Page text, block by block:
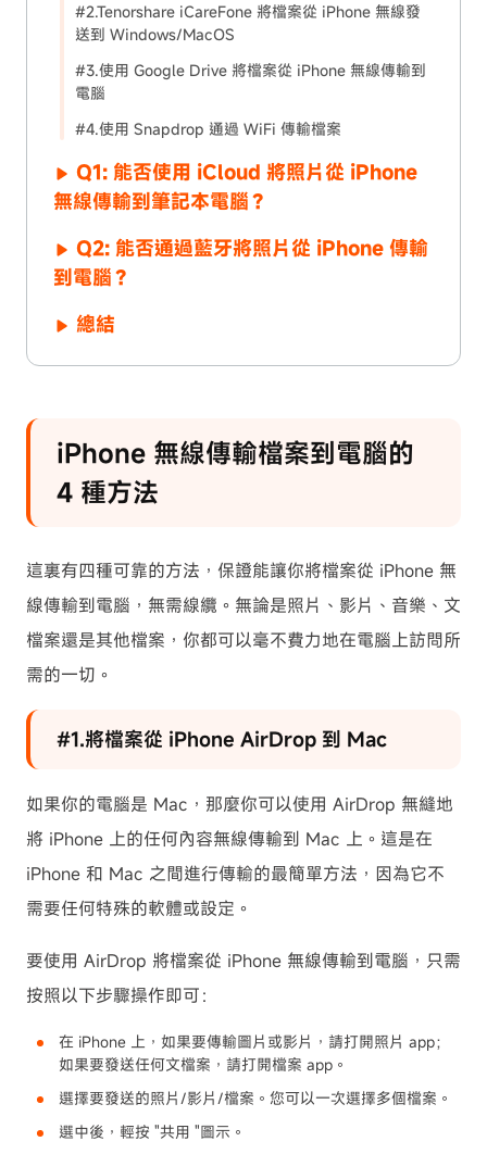
#2.Tenorshare iCareFone 將檔案從 iPhone 無線發
送到 Windows/MacOS
#3.使用 Google Drive 將檔案從 iPhone 無線傳輸到
電腦
#4.使用 Snapdrop 通過 WiFi 傳輸檔案
Q1: 能否使用 iCloud 將照片從 iPhone
無線傳輸到筆記本電腦？
Q2: 能否通過藍牙將照片從 iPhone 傳輸
到電腦？
總結
iPhone 無線傳輸檔案到電腦的
4 種方法
這裏有四種可靠的方法，保證能讓你將檔案從 iPhone 無
線傳輸到電腦，無需線纜。無論是照片、影片、音樂、文
檔案還是其他檔案，你都可以毫不費力地在電腦上訪問所
需的一切。
#1.將檔案從 iPhone AirDrop 到 Mac
如果你的電腦是 Mac，那麼你可以使用 AirDrop 無縫地
將 iPhone 上的任何內容無線傳輸到 Mac 上。這是在
iPhone 和 Mac 之間進行傳輸的最簡單方法，因為它不
需要任何特殊的軟體或設定。
要使用 AirDrop 將檔案從 iPhone 無線傳輸到電腦，只需
按照以下步驟操作即可：
在 iPhone 上，如果要傳輸圖片或影片，請打開照片 app；
如果要發送任何文檔案，請打開檔案 app。
選擇要發送的照片/影片/檔案。您可以一次選擇多個檔案。
選中後，輕按 "共用 "圖示。